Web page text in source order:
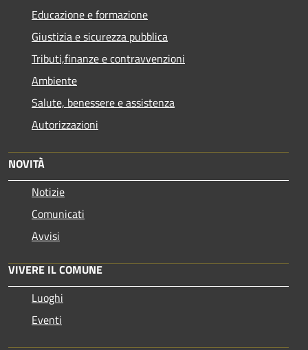
Educazione e formazione
Giustizia e sicurezza pubblica
Tributi,finanze e contravvenzioni
Ambiente
Salute, benessere e assistenza
Autorizzazioni
NOVITÀ
Notizie
Comunicati
Avvisi
VIVERE IL COMUNE
Luoghi
Eventi